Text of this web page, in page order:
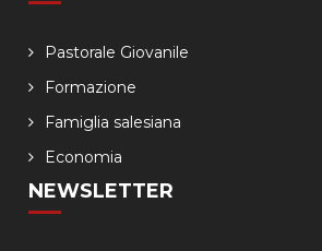
Pastorale Giovanile
Formazione
Famiglia salesiana
Economia
NEWSLETTER